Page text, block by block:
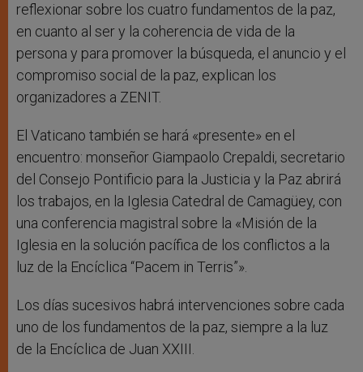
reflexionar sobre los cuatro fundamentos de la paz,
en cuanto al ser y la coherencia de vida de la
persona y para promover la búsqueda, el anuncio y el
compromiso social de la paz, explican los
organizadores a ZENIT.
El Vaticano también se hará «presente» en el
encuentro: monseñor Giampaolo Crepaldi, secretario
del Consejo Pontificio para la Justicia y la Paz abrirá
los trabajos, en la Iglesia Catedral de Camagüey, con
una conferencia magistral sobre la «Misión de la
Iglesia en la solución pacífica de los conflictos a la
luz de la Encíclica “Pacem in Terris”».
Los días sucesivos habrá intervenciones sobre cada
uno de los fundamentos de la paz, siempre a la luz
de la Encíclica de Juan XXIII.